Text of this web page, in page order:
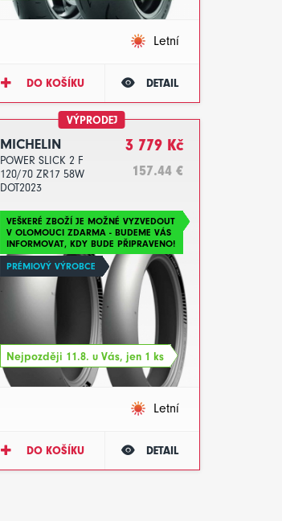
Letní
DO KOŠÍKU DETAIL
VÝPRODEJ
MICHELIN
POWER SLICK 2 F
120/70 ZR17 58W
DOT2023
3 779 Kč
157.44 €
VEŠKERÉ ZBOŽÍ JE MOŽNÉ VYZVEDOUT
V OLOMOUCI ZDARMA - BUDEME VÁS
INFORMOVAT, KDY BUDE PŘIPRAVENO!
PRÉMIOVÝ VÝROBCE
Nejpozději 11.8. u Vás, jen 1 ks
Letní
DO KOŠÍKU DETAIL